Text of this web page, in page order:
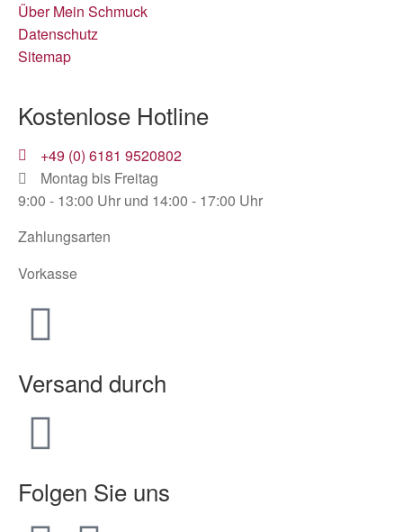
Über Mein Schmuck
Datenschutz
Sitemap
Kostenlose Hotline
+49 (0) 6181 9520802
Montag bis Freitag
9:00 - 13:00 Uhr und 14:00 - 17:00 Uhr
Zahlungsarten
Vorkasse
Versand durch
Folgen Sie uns